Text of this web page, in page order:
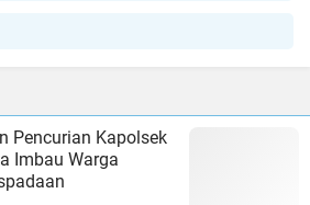
Pencurian Kapolsek
Imbau Warga